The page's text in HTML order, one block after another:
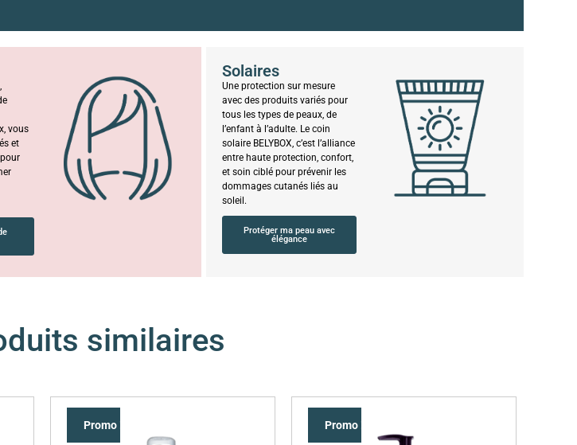
vous
et
Solaires
Une protection sur mesure
avec des produits variés pour
tous les types de peaux, de
l’enfant à l’adulte. Le coin
solaire BELYBOX, c’est l’alliance
entre haute protection, confort,
et soin ciblé pour prévenir les
dommages cutanés liés au
soleil.
Protéger ma peau avec
élégance
similaires
Promo !
Promo !